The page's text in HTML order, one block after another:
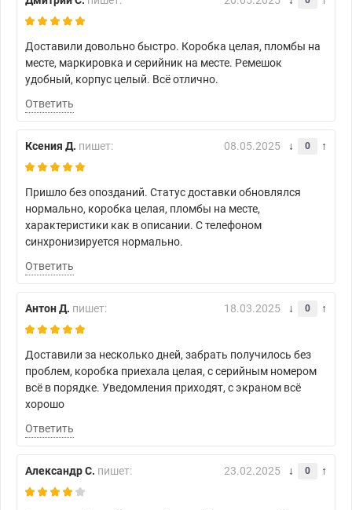
Доставили довольно быстро. Коробка целая, пломбы на
месте, маркировка и серийник на месте. Ремешок
удобный, корпус целый. Всё отлично.
Ответить
Ксения Д. пишет: 08.05.2025 0
Пришло без опозданий. Статус доставки обновлялся
нормально, коробка целая, пломбы на месте,
характеристики как в описании. С телефоном
синхронизируется нормально.
Ответить
Антон Д. пишет: 18.03.2025 0
Доставили за несколько дней, забрать получилось без
проблем, коробка приехала целая, с серийным номером
всё в порядке. Уведомления приходят, с экраном всё
хорошо
Ответить
Александр С. пишет: 23.02.2025 0